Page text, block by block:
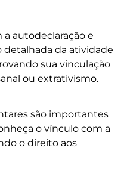
autodeclaração e
detalhada da atividade
sua vinculação
ou extrativismo.
são importantes
o vínculo com a
o direito aos